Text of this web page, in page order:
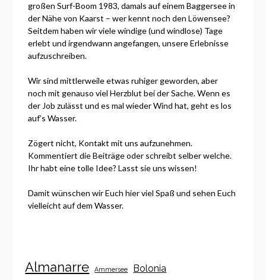
großen Surf-Boom 1983, damals auf einem Baggersee in
der Nähe von Kaarst – wer kennt noch den Löwensee?
Seitdem haben wir viele windige (und windlose) Tage
erlebt und irgendwann angefangen, unsere Erlebnisse
aufzuschreiben.
Wir sind mittlerweile etwas ruhiger geworden, aber
noch mit genauso viel Herzblut bei der Sache. Wenn es
der Job zulässt und es mal wieder Wind hat, geht es los
auf’s Wasser.
Zögert nicht, Kontakt mit uns aufzunehmen.
Kommentiert die Beiträge oder schreibt selber welche.
Ihr habt eine tolle Idee? Lasst sie uns wissen!
Damit wünschen wir Euch hier viel Spaß und sehen Euch
vielleicht auf dem Wasser.
Almanarre Ammersee Bolonia